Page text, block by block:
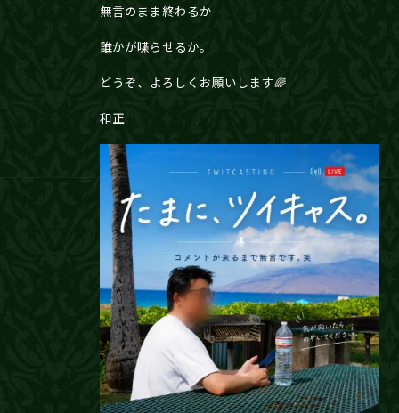
無言のまま終わるか
誰かが喋らせるか。
どうぞ、よろしくお願いします🌈
和正